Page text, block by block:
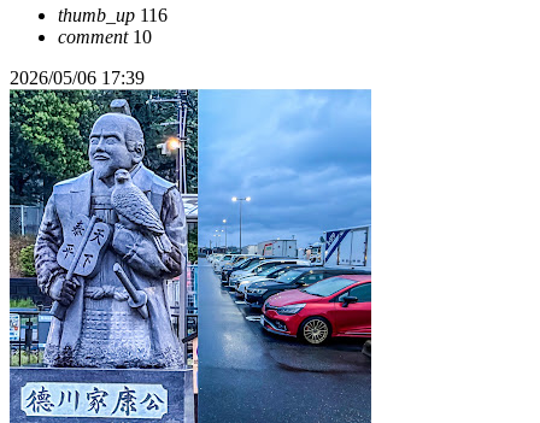
thumb_up 116
comment10
2026/05/06 17:39